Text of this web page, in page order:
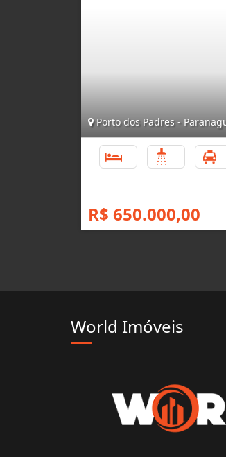
Porto dos Padres -
R$ 650.000,00
World Imóveis